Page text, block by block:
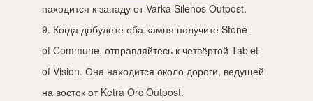
находится к западу от Varka Silenos Outpost.
9. Когда добудете оба камня получите Stone
of Commune, отправляйтесь к четвёртой Tablet
of Vision. Она находится около дороги, ведущей
на восток от Ketra Orc Outpost.